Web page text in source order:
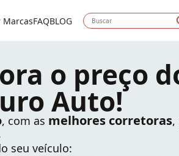
MarcasFAQBLOG
o preço
Auto!
, com as melhores corretoras,
seu veículo: